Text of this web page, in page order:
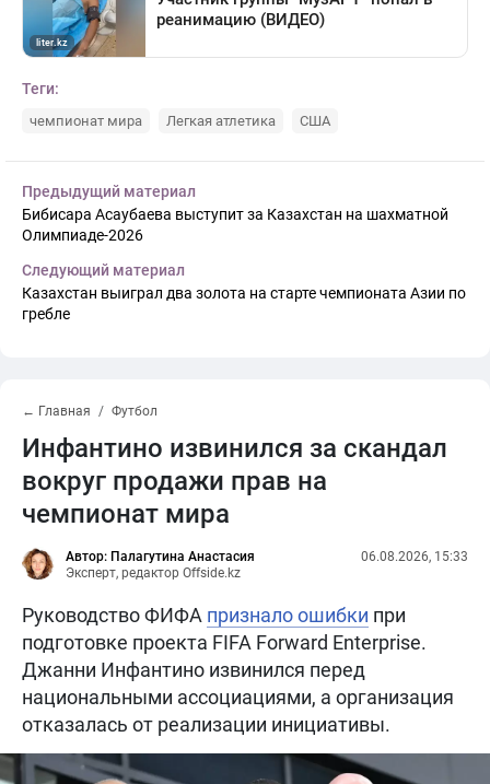
Теги:
чемпионат мира Легкая атлетика США
Предыдущий материал
Бибисара Асаубаева выступит за Казахстан на шахматной
Олимпиаде-2026
Следующий материал
Казахстан выиграл два золота на старте чемпионата Азии по
гребле
← Главная Футбол
Инфантино извинился за скандал
вокруг продажи прав на
чемпионат мира
Автор: Палагутина Анастасия
Эксперт, редактор Offside.kz
06.08.2026, 15:33
Руководство ФИФА признало ошибки при
подготовке проекта FIFA Forward Enterprise.
Джанни Инфантино извинился перед
национальными ассоциациями, а организация
отказалась от реализации инициативы.